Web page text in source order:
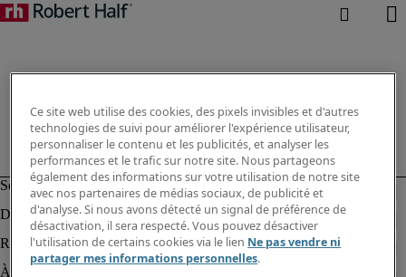
Ce site web utilise des cookies, des pixels invisibles et d'autres
technologies de suivi pour améliorer l'expérience utilisateur,
personnaliser le contenu et les publicités, et analyser les
performances et le trafic sur notre site. Nous partageons
également des informations sur votre utilisation de notre site
avec nos partenaires de médias sociaux, de publicité et
d'analyse. Si nous avons détecté un signal de préférence de
désactivation, il sera respecté. Vous pouvez désactiver
l'utilisation de certains cookies via le lien Ne pas vendre ni
partager mes informations personnelles.